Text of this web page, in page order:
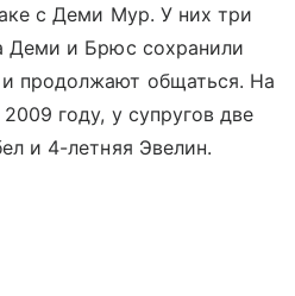
с Деми Мур. У них три
Деми и Брюс сохранили
продолжают общаться. На
году, у супругов две
и 4-летняя Эвелин.